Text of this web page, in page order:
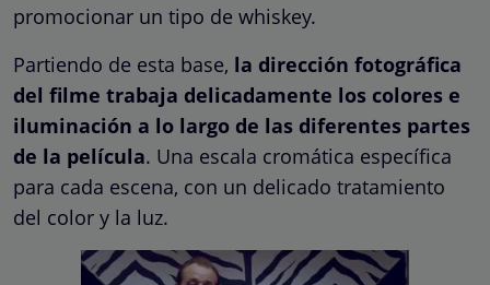
promocionar un tipo de whiskey.
Partiendo de esta base, la dirección fotográfica
del filme trabaja delicadamente los colores e
iluminación a lo largo de las diferentes partes
de la película. Una escala cromática específica
para cada escena, con un delicado tratamiento
del color y la luz.